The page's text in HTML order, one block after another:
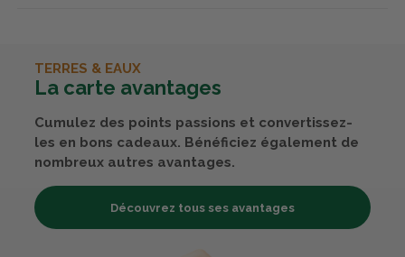
TERRES & EAUX
La carte avantages
Cumulez des points passions et convertissez-
les en bons cadeaux. Bénéficiez également de
nombreux autres avantages.
Découvrez tous ses avantages